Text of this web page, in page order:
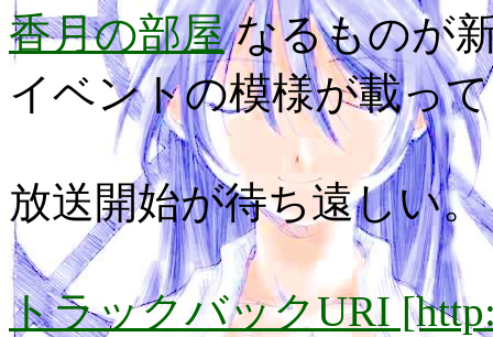
香月の部屋なるものが
イベントの模様が載っ
放送開始が待ち遠しい。
トラックバックURI